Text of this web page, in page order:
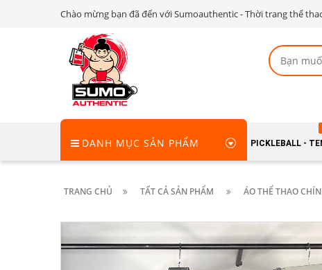
Chào mừng bạn đã đến với Sumoauthentic - Thời trang thể
DANH MỤC SẢN PHẨM PICKLEBALL -
TRANG CHỦ TẤT CẢ SẢN PHẨM ÁO THỂ THAO